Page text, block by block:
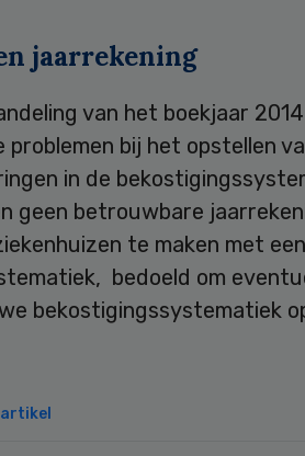
jaarrekening
van het boekjaar
problemen bij het opstellen
in de
geen betrouwbare
te maken met
bedoeld om
bekostigingssystematiek